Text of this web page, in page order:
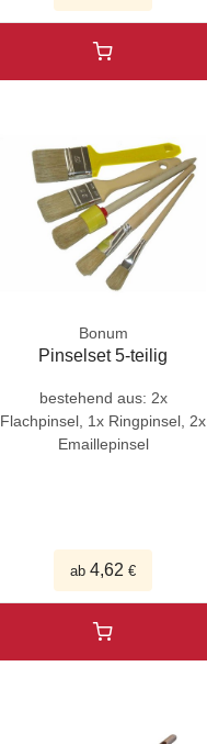
Bonum
Pinselset 5-teilig
bestehend aus: 2x
Flachpinsel, 1x Ringpinsel, 2x
Emaillepinsel
ab4,62 €